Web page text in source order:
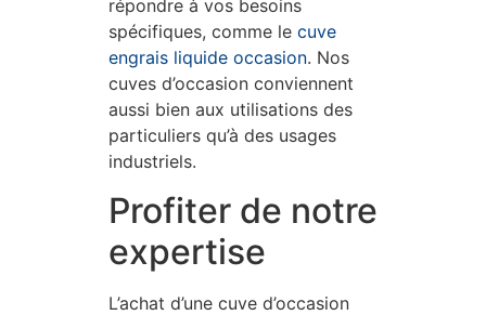
répondre à vos besoins
spécifiques, comme le cuve
engrais liquide occasion. Nos
cuves d’occasion conviennent
aussi bien aux utilisations des
particuliers qu’à des usages
industriels.
Profiter de notre
expertise
L’achat d’une cuve d’occasion